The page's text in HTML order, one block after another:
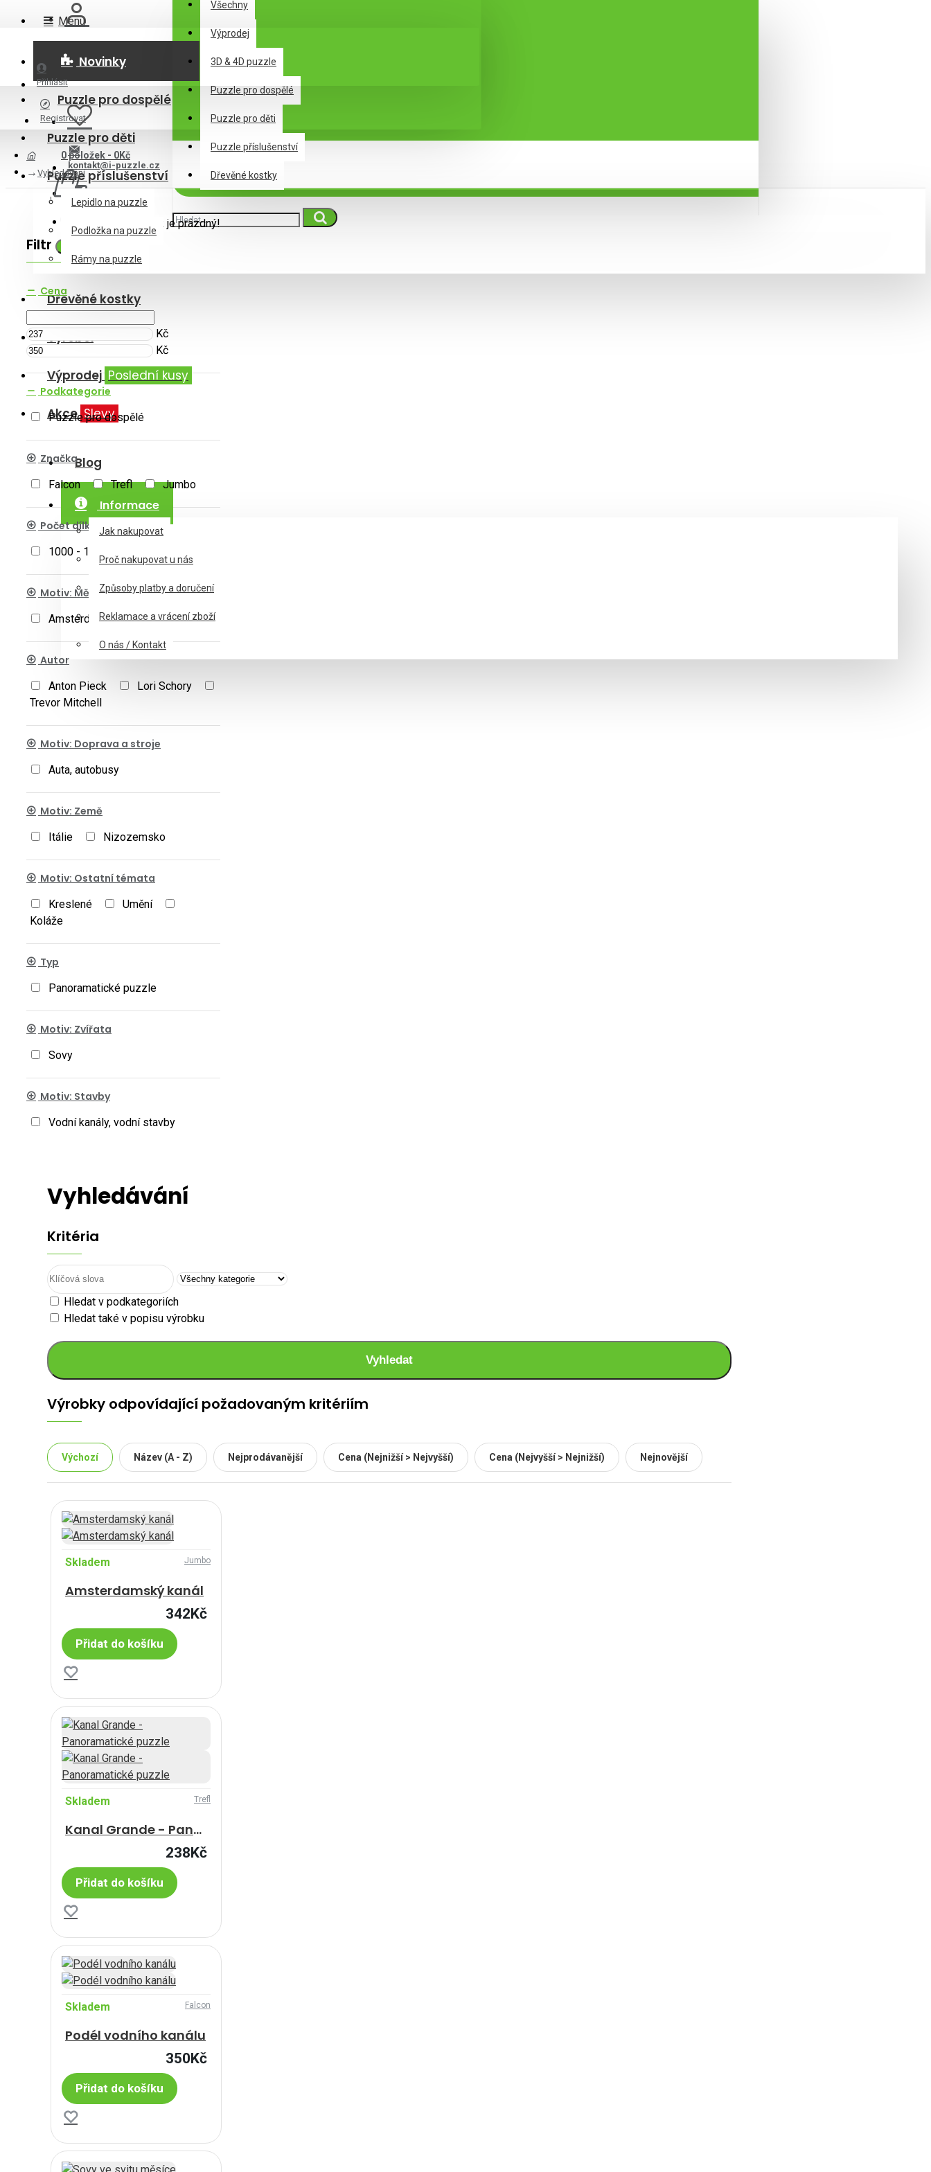
kontakt@i-puzzle.cz
Všechny
Výprodej
3D & 4D puzzle
Puzzle pro dospělé
Puzzle pro děti
Puzzle příslušenství
Dřevěné kostky
0 položek - 0Kč
Váš nákupní košík je prázdný!
Menu
Novinky
Puzzle pro dospělé
Puzzle pro děti
Puzzle příslušenství
Lepidlo na puzzle
Podložka na puzzle
Rámy na puzzle
Dřevěné kostky
Výrobci
Výprodej Poslední kusy
Akce Slevy
Blog
Informace
Jak nakupovat
Proč nakupovat u nás
Způsoby platby a doručení
Reklamace a vrácení zboží
O nás / Kontakt
Přihlásit
Registrovat
Vyhledávání
Filtr
Cena
Kč
Kč
Podkategorie
Puzzle pro dospělé
Značka
Falcon Trefl Jumbo
Počet dílků
1000 - 1499 dílků
Motiv: Města a místa
Amsterdam Benátky
Autor
Anton Pieck
Lori Schory
Trevor Mitchell
Motiv: Doprava a stroje
Auta, autobusy
Motiv: Země
Itálie Nizozemsko
Motiv: Ostatní témata
Kreslené
Umění
Koláže
Typ
Panoramatické puzzle
Motiv: Zvířata
Sovy
Motiv: Stavby
Vodní kanály, vodní stavby
Vyhledávání
Kritéria
Hledat v podkategoriích
Hledat také v popisu výrobku
Vyhledat
Výrobky odpovídající požadovaným kritériím
Výchozí Název (A - Z) Nejprodávanější Cena (Nejnižší > Nejvyšší) Cena (Nejvyšší > Nejnižší) Nejnovější
Skladem Jumbo
Amsterdamský kanál
342Kč
Přidat do košíku
Skladem Trefl
Kanal Grande - Panoramatické puzzle
238Kč
Přidat do košíku
Skladem Falcon
Podél vodního kanálu
350Kč
Přidat do košíku